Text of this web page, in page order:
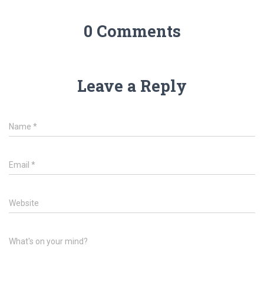
0 Comments
Leave a Reply
Name *
Email *
Website
What's on your mind?